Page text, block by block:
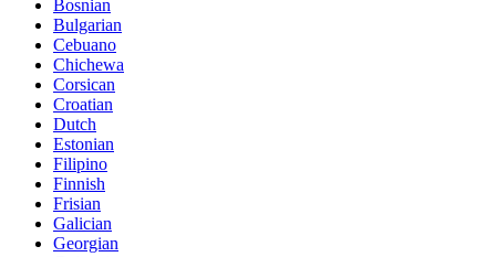
Bosnian
Bulgarian
Cebuano
Chichewa
Corsican
Croatian
Dutch
Estonian
Filipino
Finnish
Frisian
Galician
Georgian